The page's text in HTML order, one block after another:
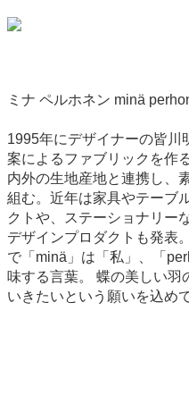
ミナ ペルホネン minä
1995年にデザイナーの皆川
案によるファブリックを作
内外の生地産地と連携し、
組む。近年は家具やテーブ
クトや、ステーショナリー
デザインプロダクトも発表
で「minä」は「私」、「
味する言葉。 蝶の美しい羽
いきたいという願いを込め